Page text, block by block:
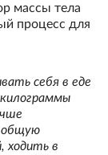
массы тела
процесс для
себя в еде
общую
ходить в